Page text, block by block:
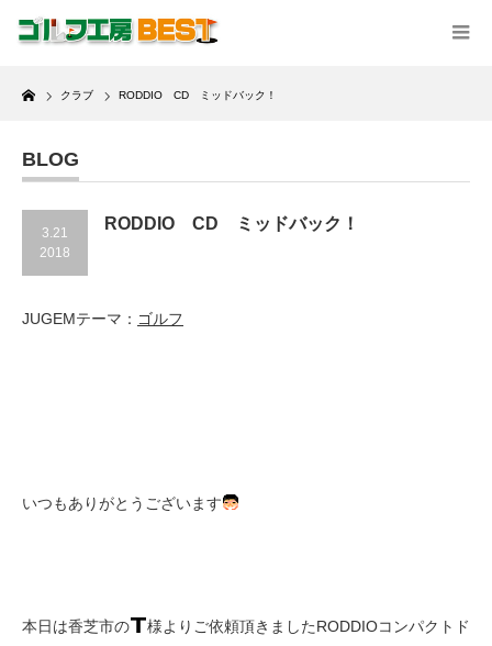
Home
クラブ RODDIO CD ミッドバック！
BLOG
3.21
2018
RODDIO CD ミッドバック！
JUGEMテーマ： ゴルフ
いつもありがとうございます
本日は香芝市の
様よりご依頼頂きましたRODDIOコンパクトド